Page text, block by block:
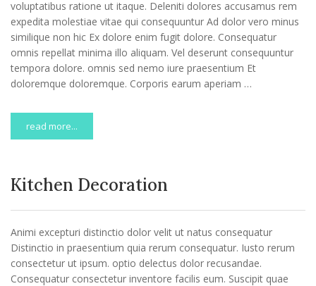
voluptatibus ratione ut itaque. Deleniti dolores accusamus rem
expedita molestiae vitae qui consequuntur Ad dolor vero minus
similique non hic Ex dolore enim fugit dolore. Consequatur
omnis repellat minima illo aliquam. Vel deserunt consequuntur
tempora dolore. omnis sed nemo iure praesentium Et
doloremque doloremque. Corporis earum aperiam …
read more...
Kitchen Decoration
Animi excepturi distinctio dolor velit ut natus consequatur
Distinctio in praesentium quia rerum consequatur. Iusto rerum
consectetur ut ipsum. optio delectus dolor recusandae.
Consequatur consectetur inventore facilis eum. Suscipit quae